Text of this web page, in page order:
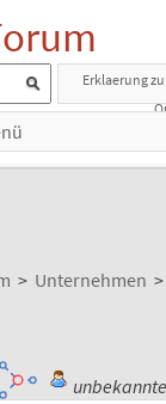
Erklaerung
> Unternehmen >